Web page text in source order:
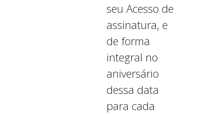
seu Acesso de
assinatura, e
de forma
integral no
aniversário
dessa data
para cada